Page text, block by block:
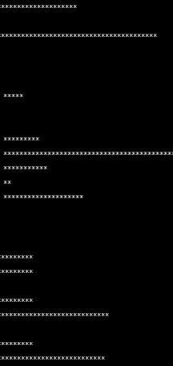
*****
*********
***********
**
********************